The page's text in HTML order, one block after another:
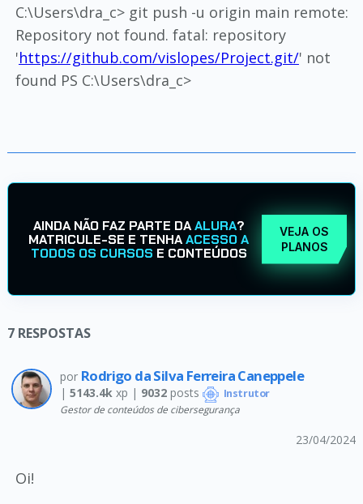
C:\Users\dra_c> git push -u origin main remote:
Repository not found. fatal: repository
'https://github.com/vislopes/Project.git/' not
found PS C:\Users\dra_c>
AINDA NÃO FAZ PARTE DAALURA?
MATRICULE-SE E TENHAACESSO A
TODOS OS CURSOS E CONTEÚDOS
VEJA OS
PLANOS
7 RESPOSTAS
por Rodrigo da Silva Ferreira Caneppele
| 5143.4kxp | 9032posts Instrutor
Gestor de conteúdos de cibersegurança
23/04/2024
Oi!